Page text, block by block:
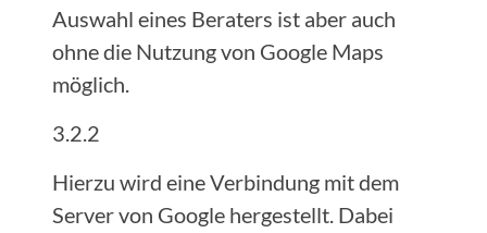
Auswahl eines Beraters ist aber auch
ohne die Nutzung von Google Maps
möglich.
3.2.2
Hierzu wird eine Verbindung mit dem
Server von Google hergestellt. Dabei